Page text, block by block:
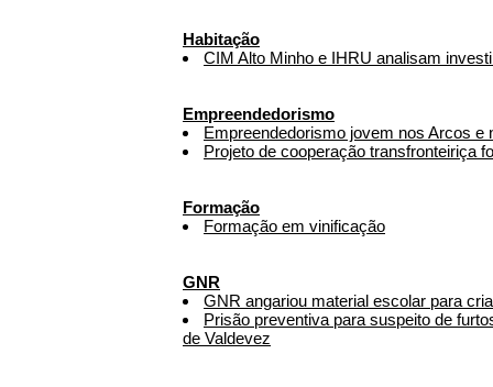
Habitação
CIM Alto Minho e IHRU analisam
Empreendedorismo
Empreendedorismo jovem nos Arcos e
Projeto de cooperação transfronteiriça
Formação
Formação em vinificação
GNR
GNR angariou material escolar para
Prisão preventiva para suspeito de
de Valdevez